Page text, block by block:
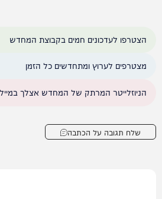
הצטרפו לעדכונים חמים בקבוצת המחדש
מצטרפים לערוץ ומתחדשים כל הזמן
הניוזלייטר המרתק של המחדש אצלך במייל
שלח תגובה על הכתבה